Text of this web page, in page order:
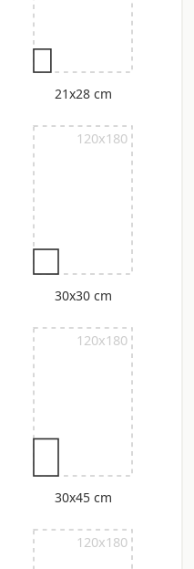
21x28 cm
120x180
30x30 cm
120x180
30x45 cm
120x180